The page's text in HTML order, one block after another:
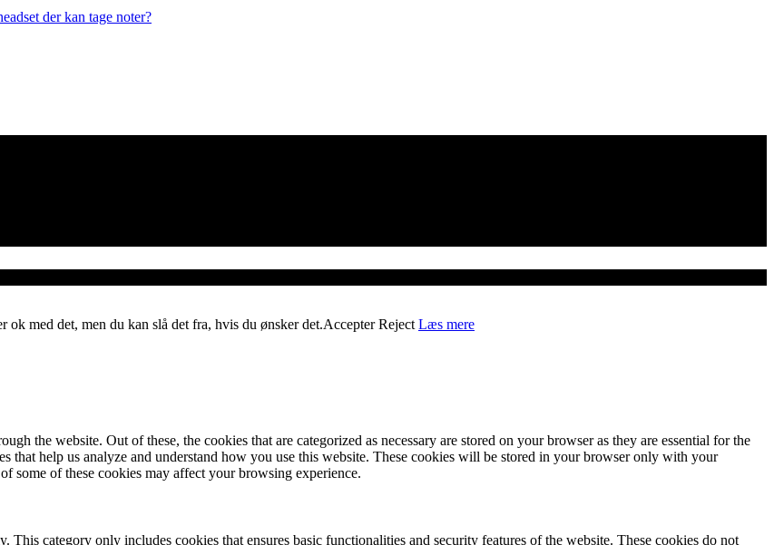
der kan tage noter?
med det, men du kan slå det fra, hvis du ønsker det.Accepter Reject Læs mere
the website. Out of these, the cookies that are categorized as necessary are stored on your browser as they are essential for the
that help us analyze and understand how you use this website. These cookies will be stored in your browser only with your
some of these cookies may affect your browsing experience.
This category only includes cookies that ensures basic functionalities and security features of the website. These cookies do not